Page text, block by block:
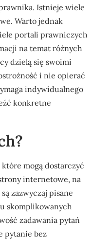
Istnieje wiele
Warto jednak
portali prawniczych
na temat różnych
dzielą się swoimi
i nie opierać
indywidualnego
konkretne
mogą dostarczyć
internetowe, na
zazwyczaj pisane
skomplikowanych
zadawania pytań
pytanie bez